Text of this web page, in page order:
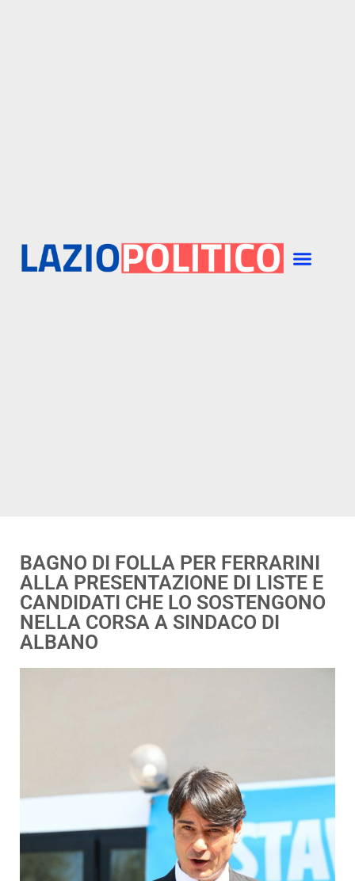
BAGNO DI FOLLA PER FERRARINI
ALLA PRESENTAZIONE DI LISTE E
CANDIDATI CHE LO SOSTENGONO
NELLA CORSA A SINDACO DI
ALBANO